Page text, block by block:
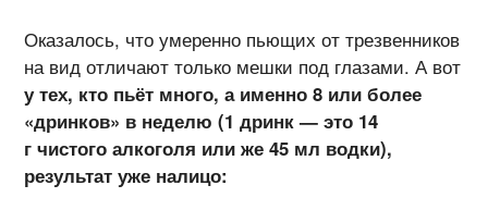
Оказалось, что умеренно пьющих от трезвенников
на вид отличают только мешки под глазами. А вот
у тех, кто пьёт много, а именно 8 или более
«дринков» в неделю (1 дринк — это 14
г чистого алкоголя или же 45 мл водки),
результат уже налицо: